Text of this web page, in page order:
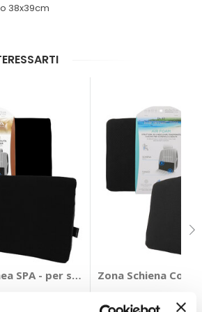
38x39cm
SPA - per schiena e seduta - SVAR
Zona Schiena Cool
SVAR LATTNAD